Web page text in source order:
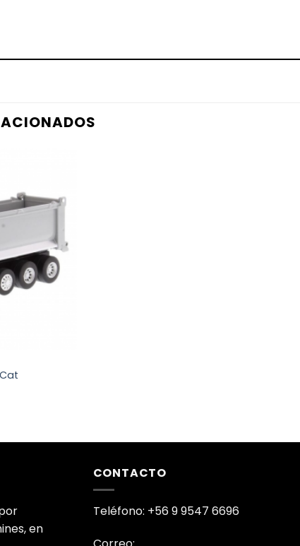
A LA
DESEOS
en
CONTACTO
Teléfono: +56 9 9547 6696